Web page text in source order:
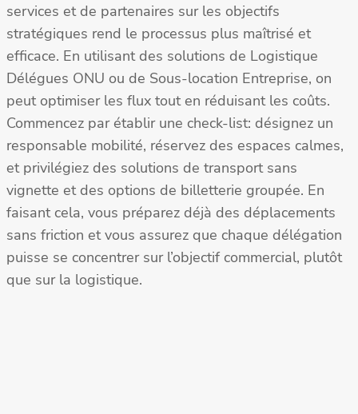
services et de partenaires sur les objectifs
stratégiques rend le processus plus maîtrisé et
efficace. En utilisant des solutions de Logistique
Délégues ONU ou de Sous-location Entreprise, on
peut optimiser les flux tout en réduisant les coûts.
Commencez par établir une check-list: désignez un
responsable mobilité, réservez des espaces calmes,
et privilégiez des solutions de transport sans
vignette et des options de billetterie groupée. En
faisant cela, vous préparez déjà des déplacements
sans friction et vous assurez que chaque délégation
puisse se concentrer sur l’objectif commercial, plutôt
que sur la logistique.